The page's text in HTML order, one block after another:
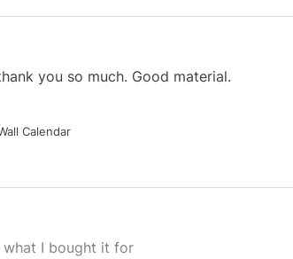
you so much. Good material.
Calendar
what I bought it for